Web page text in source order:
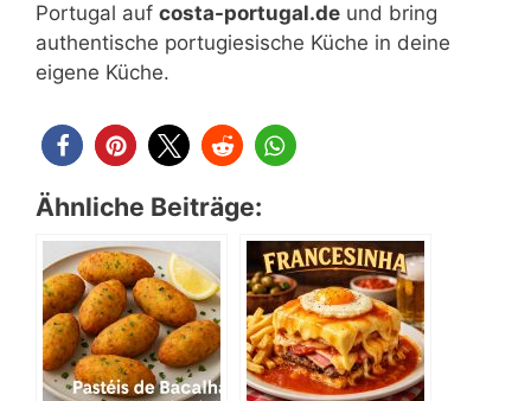
Portugal auf costa-portugal.de und bring
authentische portugiesische Küche in deine
eigene Küche.
Ähnliche Beiträge: